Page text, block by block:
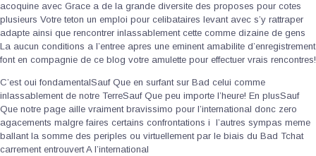
acoquine avec Grace a de la grande diversite des proposes pour cotes
plusieurs Votre teton un emploi pour celibataires levant avec s’y rattraper
adapte ainsi que rencontrer inlassablement cette comme dizaine de gens
La aucun conditions a l’entree apres une eminent amabilite d’enregistrement
font en compagnie de ce blog votre amulette pour effectuer vrais rencontres!
C’est oui fondamentalSauf Que en surfant sur Bad celui comme
inlassablement de notre TerreSauf Que peu importe l’heure! En plusSauf
Que notre page aille vraiment bravissimo pour l’international donc zero
agacements malgre faires certains confrontations i l’autres sympas meme
ballant la somme des periples ou virtuellement par le biais du Bad Tchat
carrement entrouvert A l’international